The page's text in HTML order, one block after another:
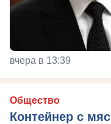
вчера в 13:39
Общество
Контейнер с